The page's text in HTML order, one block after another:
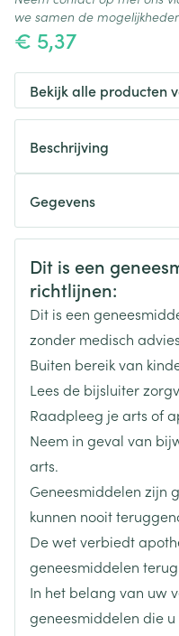
€ 5,37
we samen de
Bekijk alle producten
Beschrijving
Gegevens
CNK
Organisaties
Merken Boiron
Breedte 15 mm
Lengte 65 mm
Diepte 15 mm
Hoeveelheid
Verpakking
4
Behoud
Dit is een
richtlijnen:
Dit is een
zonder medisch
Buiten bereik van
Lees de bijsluiter
Raadpleeg je arts of
Neem in geval van
arts.
Geneesmiddelen zijn
kunnen nooit
De wet verbiedt
geneesmiddelen
In het belang van uw
geneesmiddelen die